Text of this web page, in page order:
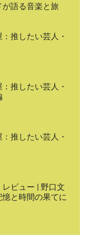
が語る音楽と旅
推したい芸人・
推したい芸人・
推したい芸人・
レビュー | 野口文
と時間の果てに